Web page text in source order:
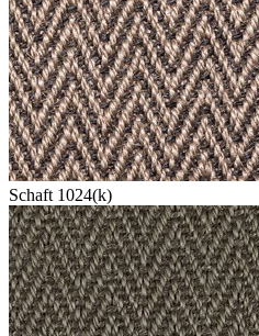
Schaft 1024(k)